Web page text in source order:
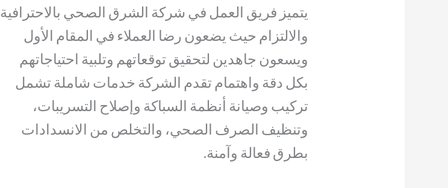
يتميز فريق العمل في شركة الشرق الصحي بالاحترافية
والالتزام حيث يضعون رضا العملاء في المقام الأول
ويسعون جاهدين لتحقيق توقعاتهم وتلبية احتياجاتهم
بكل دقة واهتمام تقدم الشركة خدمات شاملة تشمل
تركيب وصيانة أنظمة السباكة وإصلاح التسريبات،
وتنظيف الصرف الصحي، والتخلص من الانسدادات
بطرق فعالة وآمنة.